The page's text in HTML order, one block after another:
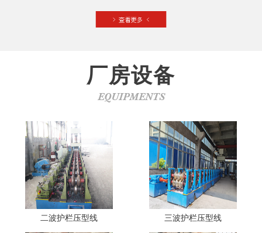
厂房设备
EQUIPMENTS
二波护栏压型线 三波护栏压型线